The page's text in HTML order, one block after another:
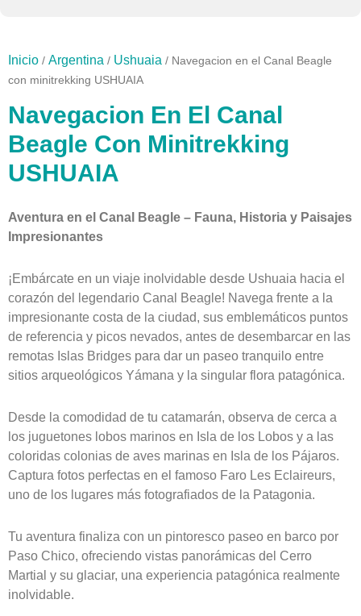
Inicio / Argentina / Ushuaia / Navegacion en el Canal Beagle
con minitrekking USHUAIA
Navegacion En El Canal
Beagle Con Minitrekking
USHUAIA
Aventura en el Canal Beagle – Fauna, Historia y Paisajes
Impresionantes
¡Embárcate en un viaje inolvidable desde Ushuaia hacia el
corazón del legendario Canal Beagle! Navega frente a la
impresionante costa de la ciudad, sus emblemáticos puntos
de referencia y picos nevados, antes de desembarcar en las
remotas Islas Bridges para dar un paseo tranquilo entre
sitios arqueológicos Yámana y la singular flora patagónica.
Desde la comodidad de tu catamarán, observa de cerca a
los juguetones lobos marinos en Isla de los Lobos y a las
coloridas colonias de aves marinas en Isla de los Pájaros.
Captura fotos perfectas en el famoso Faro Les Eclaireurs,
uno de los lugares más fotografiados de la Patagonia.
Tu aventura finaliza con un pintoresco paseo en barco por
Paso Chico, ofreciendo vistas panorámicas del Cerro
Martial y su glaciar, una experiencia patagónica realmente
inolvidable.